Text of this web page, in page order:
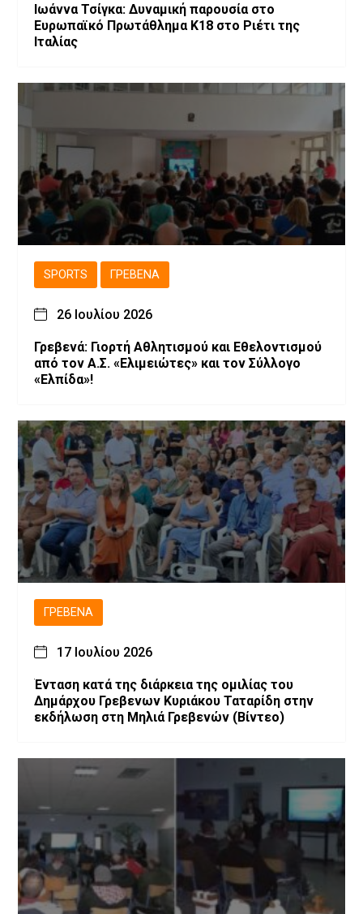
Ιωάννα Τσίγκα: Δυναμική παρουσία στο
Ευρωπαϊκό Πρωτάθλημα Κ18 στο Ριέτι της
Ιταλίας
SPORTS ΓΡΕΒΕΝΆ
26 Ιουλίου 2026
Γρεβενά: Γιορτή Αθλητισμού και Εθελοντισμού
από τον Α.Σ. «Ελιμειώτες» και τον Σύλλογο
«Ελπίδα»!
ΓΡΕΒΕΝΆ
17 Ιουλίου 2026
Ένταση κατά της διάρκεια της ομιλίας του
Δημάρχου Γρεβενων Κυριάκου Ταταρίδη στην
εκδήλωση στη Μηλιά Γρεβενών (Βίντεο)